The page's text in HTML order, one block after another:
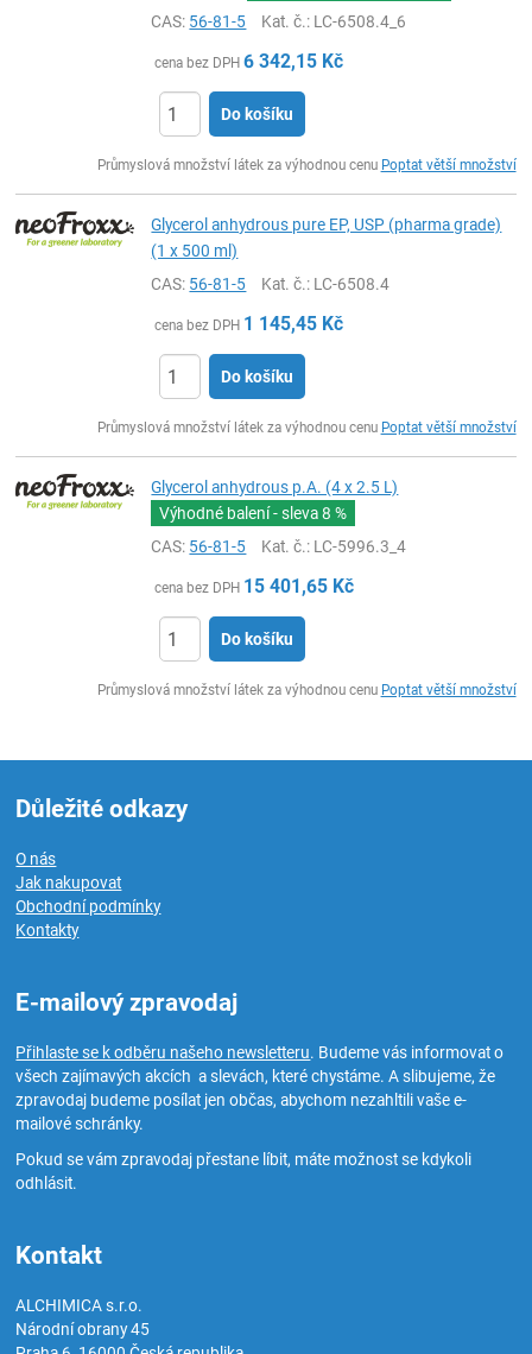
CAS: 56-81-5 Kat. č.: LC-6508.4_6
cena bez DPH 6 342,15 Kč
Do košíku
Průmyslová množství látek za výhodnou cenu Poptat větší množství
Glycerol anhydrous pure EP, USP (pharma grade)
(1 x 500 ml)
CAS: 56-81-5 Kat. č.: LC-6508.4
cena bez DPH 1 145,45 Kč
Do košíku
Průmyslová množství látek za výhodnou cenu Poptat větší množství
Glycerol anhydrous p.A. (4 x 2.5 L)
Výhodné balení - sleva8 %
CAS: 56-81-5 Kat. č.: LC-5996.3_4
cena bez DPH 15 401,65 Kč
Do košíku
Průmyslová množství látek za výhodnou cenu Poptat větší množství
Důležité odkazy
O nás
Jak nakupovat
Obchodní podmínky
Kontakty
E-mailový zpravodaj
Přihlaste se k odběru našeho newsletteru. Budeme vás informovat o
všech zajímavých akcích a slevách, které chystáme. A slibujeme, že
zpravodaj budeme posílat jen občas, abychom nezahltili vaše e-
mailové schránky.
Pokud se vám zpravodaj přestane líbit, máte možnost se kdykoli
odhlásit.
Kontakt
ALCHIMICA s.r.o.
Národní obrany 45